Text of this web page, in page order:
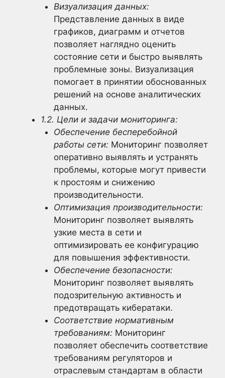
Визуализация данных:
Представление данных в виде
графиков, диаграмм и отчетов
позволяет наглядно оценить
состояние сети и быстро выявлять
проблемные зоны. Визуализация
помогает в принятии обоснованных
решений на основе аналитических
данных.
1.2. Цели и задачи мониторинга:
Обеспечение бесперебойной
работы сети: Мониторинг позволяет
оперативно выявлять и устранять
проблемы, которые могут привести
к простоям и снижению
производительности.
Оптимизация производительности:
Мониторинг позволяет выявлять
узкие места в сети и
оптимизировать ее конфигурацию
для повышения эффективности.
Обеспечение безопасности:
Мониторинг позволяет выявлять
подозрительную активность и
предотвращать кибератаки.
Соответствие нормативным
требованиям: Мониторинг
позволяет обеспечить соответствие
требованиям регуляторов и
отраслевым стандартам в области